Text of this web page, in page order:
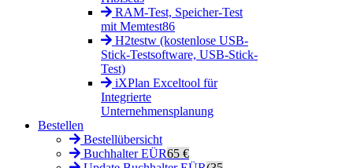
RAM-Test, Speicher-Test
mit Memtest86
H2testw (kostenlose USB-
Stick-Testsoftware, USB-Stick-
Test)
iXPlan Exceltool für
Integrierte
Unternehmensplanung
Bestellen
Bestellübersicht
Buchhalter EÜR65 €